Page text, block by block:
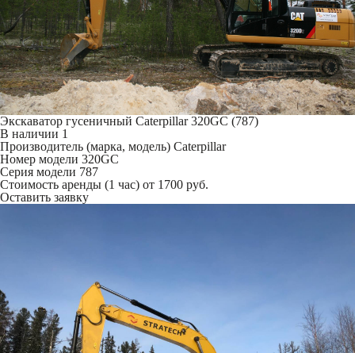
Экскаватор гусеничный Caterpillar 320GC (787)
В наличии 1
Производитель (марка, модель) Caterpillar
Номер модели 320GC
Серия модели 787
Стоимость аренды (1 час) от 1700 руб.
Оставить заявку